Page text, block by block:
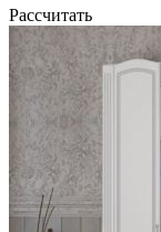
Рассчитать